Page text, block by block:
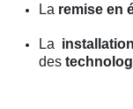
La remise en
La installation
des